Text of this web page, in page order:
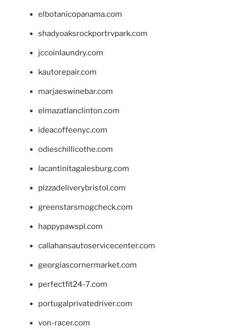
elbotanicopanama.com
shadyoaksrockportrvpark.com
jccoinlaundry.com
kautorepair.com
marjaeswinebar.com
elmazatlanclinton.com
ideacoffeenyc.com
odieschillicothe.com
lacantinitagalesburg.com
pizzadeliverybristol.com
greenstarsmogcheck.com
happypawspl.com
callahansautoservicecenter.com
georgiascornermarket.com
perfectfit24-7.com
portugalprivatedriver.com
von-racer.com